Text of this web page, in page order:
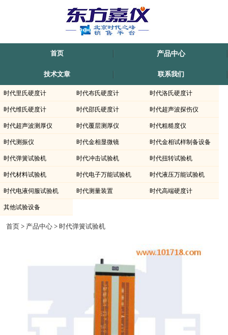
首页 产品中心
技术文章 联系我们
·时代里氏硬度计 ·时代布氏硬度计 ·时代洛氏硬度计
·时代维氏硬度计 ·时代邵氏硬度计 ·时代超声波探伤仪
·时代超声波测厚仪 ·时代覆层测厚仪 ·时代粗糙度仪
·时代测振仪 ·时代金相显微镜 ·时代金相试样制备设备
·时代弹簧试验机 ·时代冲击试验机 ·时代扭转试验机
·时代材料试验机 ·时代电子万能试验机 ·时代液压万能试验机
·时代电液伺服试验机 ·时代测量装置 ·时代高端硬度计
·其他试验设备
新疆有销售.北京时代正规代理商北京亦庄开发区-天津滨海开发区-秦皇岛经济开发
开发区-长春经济开发区-哈尔滨经济开发区-虹桥经济开发区-北京时代集团厂家官方
网站漕河泾开发区-连云港开发区-南通开发区-青岛-深圳-杭州-淮安-连云港-西安开发
区-兰州开发区-西宁开发区-银川开发区-乌鲁木齐开发区-石河子开发区-昆山--湛江-萧
山-北京时代官网辽宁-淄博-宁夏-绵阳-云南-朝阳-陕西-邯郸-邢台-保定-张家口-承德-
廊坊-呼和浩特-包头-鞍山-大庆-锦州-铁岭-盘锦-青海-北海-唐山-吉林-苏州-昆山-无锡-
青岛开发区-时代仪器正品郑州开发区-武汉开发区-长沙开发区-萝岗区开发区-广州南
沙开发区-惠州大亚湾开发区-湛江开发区-南宁开发区-重庆开发区-成都开发区-贵阳开
发区-昆明开发区-拉萨开发区-镇江-使用说明书常州-连云港-淮安-淮阴-盐城-扬州-徐
州-宜兴-江阴-里氏硬度计北京-上海-浙江-广东-河南-杭州-郑州-广州-深圳-佛山-惠州-
厦门-汕头-台湾-香港-天津北京时代仪器销售平台-西安-宝鸡-杭州-温州-常州-无锡-苏
首页 > 产品中心 > 时代弹簧试验机